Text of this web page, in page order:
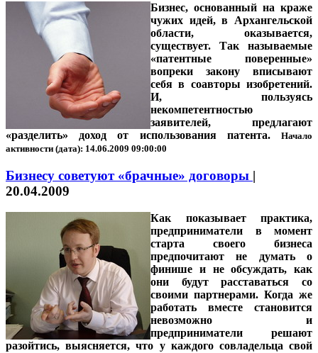
Бизнес, основанный на краже
чужих идей, в Архангельской
области, оказывается,
существует. Так называемые
«патентные поверенные»
вопреки закону вписывают
себя в соавторы изобретений.
И, пользуясь
некомпетентностью
заявителей, предлагают
«разделить» доход от использования патента.Начало
активности (дата): 14.06.2009 09:00:00
Бизнесу советуют «брачные» договоры |
20.04.2009
Как показывает практика,
предприниматели в момент
старта своего бизнеса
предпочитают не думать о
финише и не обсуждать, как
они будут расставаться со
своими партнерами. Когда же
работать вместе становится
невозможно и
предприниматели решают
разойтись, выясняется, что у каждого совладельца свой